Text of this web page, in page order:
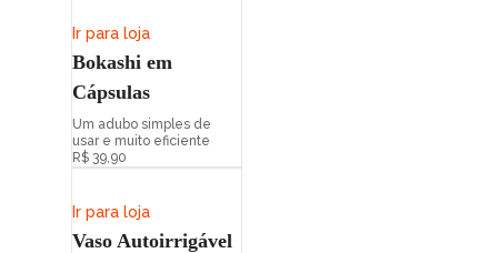
Ir para loja
Bokashi em
Cápsulas
Um adubo simples de
usar e muito eficiente
R$ 39,90
Ir para loja
Vaso Autoirrigável